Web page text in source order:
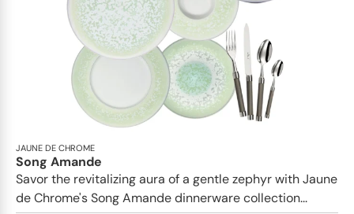
JAUNE DE CHROME
Song Amande
Savor the revitalizing aura of a gentle zephyr with Jaune
de Chrome's Song Amande dinnerware collection...